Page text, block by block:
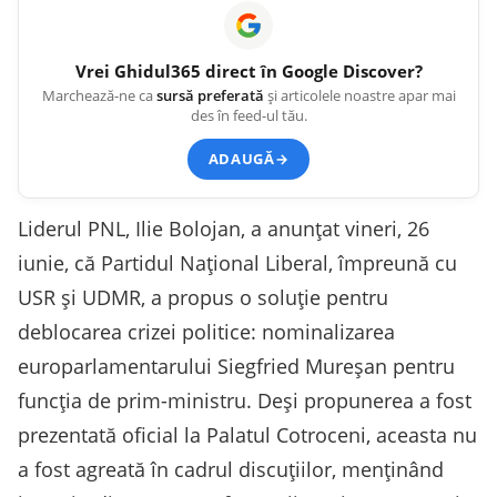
Vrei Ghidul365 direct în Google Discover?
Marchează-ne casursă preferată și articolele noastre apar mai
des în feed-ul tău.
ADAUGĂ→
Liderul PNL, Ilie Bolojan, a anunțat vineri, 26
iunie, că Partidul Național Liberal, împreună cu
USR și UDMR, a propus o soluție pentru
deblocarea crizei politice: nominalizarea
europarlamentarului Siegfried Mureșan pentru
funcția de prim-ministru. Deși propunerea a fost
prezentată oficial la Palatul Cotroceni, aceasta nu
a fost agreată în cadrul discuțiilor, menținând